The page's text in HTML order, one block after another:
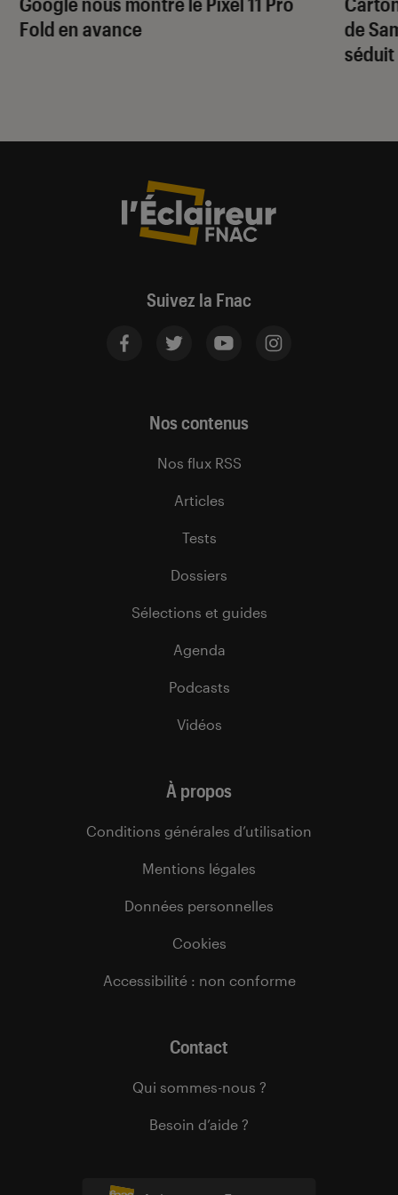
Fold en avance
de
Suivez la Fnac
Nos contenus
Nos flux RSS
Articles
Tests
Dossiers
Sélections et guides
Agenda
Podcasts
Vidéos
À propos
Conditions générales d’utilisation
Mentions légales
Données personnelles
Cookies
Accessibilité : non conforme
Contact
Qui sommes-nous ?
Besoin d’aide ?